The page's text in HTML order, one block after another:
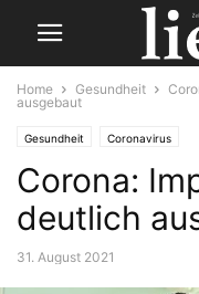
Home Gesundheit
ausgebaut
Gesundheit Coronavirus
Corona:
deutlich
31. August 2021